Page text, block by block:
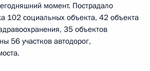
момент. Пострадало
102 социальных объекта, 42 объекта
35 объектов
56 участков автодорог,